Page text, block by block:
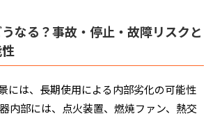
なる？事故・停止・故障リスクと
には、長期使用による内部劣化の可能性
内部には、点火装置、燃焼ファン、熱交